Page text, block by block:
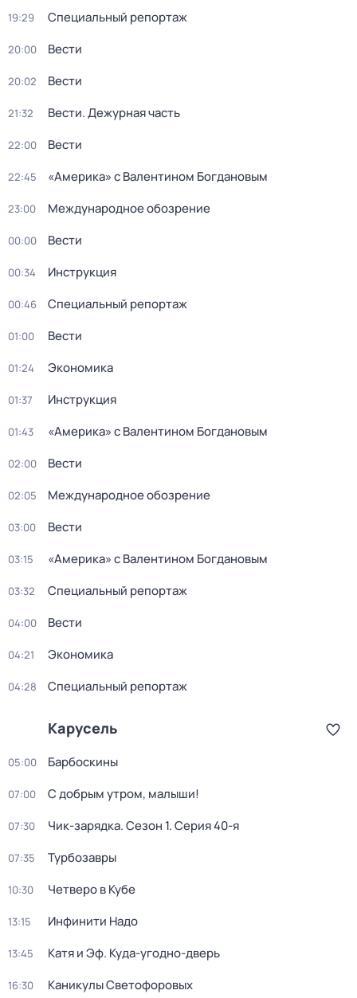
19:29 Специальный репортаж
20:00 Вести
20:02 Вести
21:32 Вести. Дежурная часть
22:00 Вести
22:45 «Америка» с Валентином Богдановым
23:00 Международное обозрение
00:00 Вести
00:34 Инструкция
00:46 Специальный репортаж
01:00 Вести
01:24 Экономика
01:37 Инструкция
01:43 «Америка» с Валентином Богдановым
02:00 Вести
02:05 Международное обозрение
03:00 Вести
03:15 «Америка» с Валентином Богдановым
03:32 Специальный репортаж
04:00 Вести
04:21 Экономика
04:28 Специальный репортаж
Карусель
05:00 Барбоскины
07:00 С добрым утром, малыши!
07:30 Чик-зарядка. Сезон 1. Серия 40-я
07:35 Турбозавры
10:30 Четверо в Кубе
13:15 Инфинити Надо
13:45 Катя и Эф. Куда-угодно-дверь
16:30 Каникулы Светофоровых